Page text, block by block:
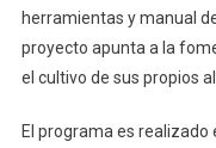
herramientas y manual
proyecto apunta a la
el cultivo de sus propios
El programa es